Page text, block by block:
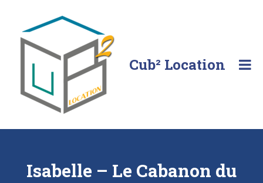
content
Cub² Location
vous!
Isabelle – Le Cabanon du